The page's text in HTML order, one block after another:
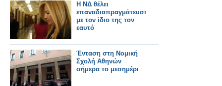
Η ΝΔ θέλει
επαναδιαπραγμάτευση
με τον ίδιο της τον
εαυτό
Ένταση στη Νομική
Σχολή Αθηνών
σήμερα το μεσημέρι